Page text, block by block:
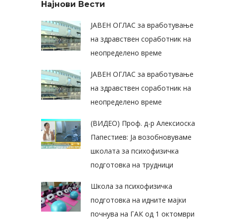
Најнови Вести
ЈАВЕН ОГЛАС за вработување
на здравствен соработник на
неопределено време
ЈАВЕН ОГЛАС за вработување
на здравствен соработник на
неопределено време
(ВИДЕО) Проф. д-р Алексиоска
Папестиев: Ја возобновуваме
школата за психофизичка
подготовка на трудници
Школа за психофизичка
подготовка на идните мајки
почнува на ГАК од 1 октомври